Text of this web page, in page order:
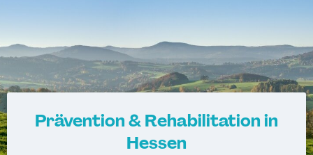
Prävention & Rehabilitation in
Hessen